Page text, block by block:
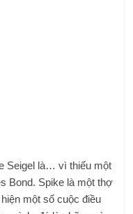
Seigel là… vì thiếu một
Bond. Spike là một thợ
một số cuộc điều